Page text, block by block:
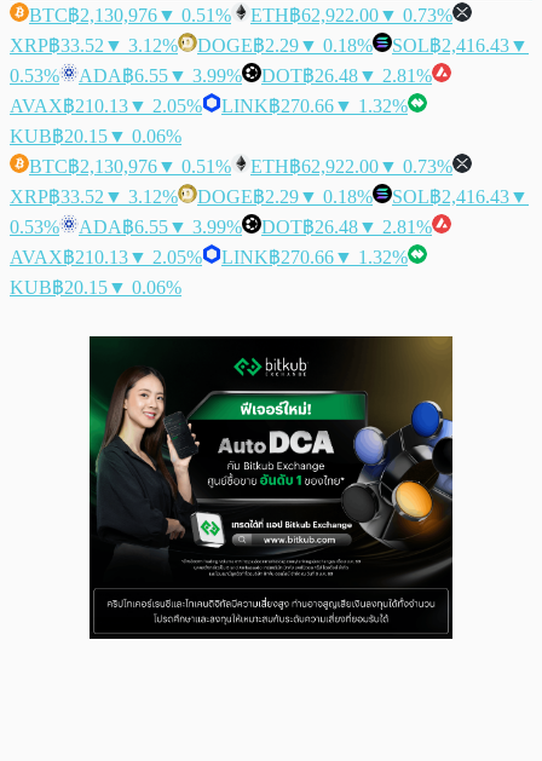
BTC฿2,130,976▼ 0.51% ETH฿62,922.00▼ 0.73%
XRP฿33.52 ▼ 3.12% DOGE฿2.29▼ 0.18% SOL฿2,416.43▼
0.53%
ADA฿6.55▼ 3.99% DOT฿26.48▼ 2.81%
AVAX฿210.13▼ 2.05% LINK฿270.66▼ 1.32%
KUB฿20.15▼ 0.06%
BTC฿2,130,976▼ 0.51% ETH฿62,922.00▼ 0.73%
XRP฿33.52 ▼ 3.12% DOGE฿2.29▼ 0.18% SOL฿2,416.43▼
0.53%
ADA฿6.55▼ 3.99% DOT฿26.48▼ 2.81%
AVAX฿210.13▼ 2.05% LINK฿270.66▼ 1.32%
KUB฿20.15▼ 0.06%